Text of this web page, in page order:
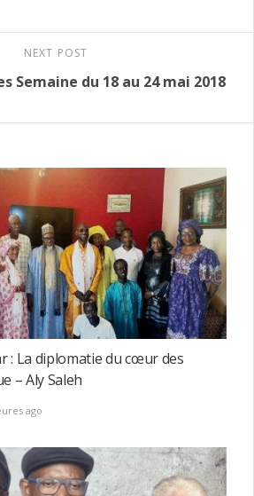
NEXT POST
Semaine du 18 au 24 mai 2018
: La diplomatie du cœur des
– Aly Saleh
ago